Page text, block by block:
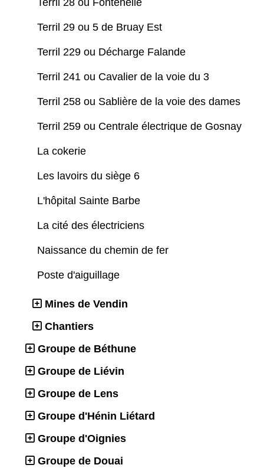
Terril 28 ou Fontenelle
Terril 29 ou 5 de Bruay Est
Terril 229 ou Décharge Falande
Terril 241 ou Cavalier de la voie du 3
Terril 258 ou Sablière de la voie des dames
Terril 259 ou Centrale électrique de Gosnay
La cokerie
Les lavoirs du siège 6
L'hôpital Sainte Barbe
La cité des électriciens
Naissance du chemin de fer
Poste d'aiguillage
Mines de Vendin
Chantiers
Groupe de Béthune
Groupe de Liévin
Groupe de Lens
Groupe d'Hénin Liétard
Groupe d'Oignies
Groupe de Douai